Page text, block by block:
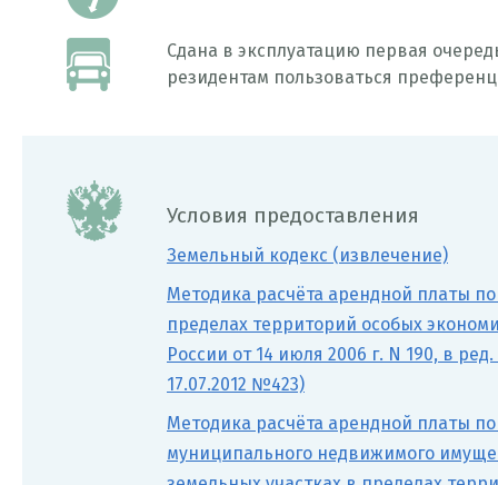
Сдана в эксплуатацию первая
резидентам пользоваться
Условия предоставления
Земельный кодекс (извлечение)
Методика расчёта арендной платы
пределах территорий особых
России от 14 июля 2006 г. N 190, в
17.07.2012 №423)
Методика расчёта арендной платы
муниципального недвижимого